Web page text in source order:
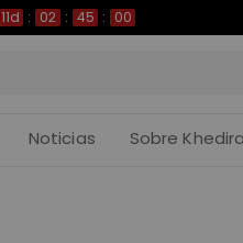
: 02 : 44 : 59
Noticias Sobre Khedira